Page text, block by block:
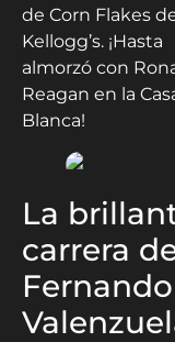
de Corn Flakes
Kellogg’s. ¡Hasta
almorzó con
Reagan en la
Blanca!
La
carrera
Fernando